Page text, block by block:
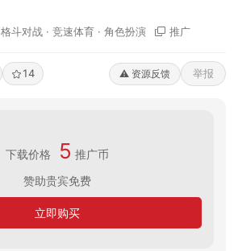
格斗对战 · 竞速体育 · 角色扮演 推广
14 ⚠️ 资源反馈 举报
下载价格 5 推广币
赞助贵宾免费
立即购买